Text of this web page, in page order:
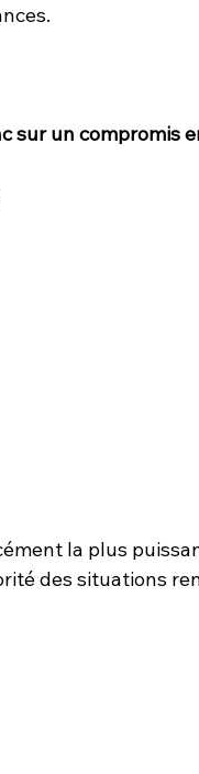
sur un compromis
la plus
des situations